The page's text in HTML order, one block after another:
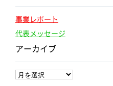
事業レポート
代表メッセージ
アーカイブ